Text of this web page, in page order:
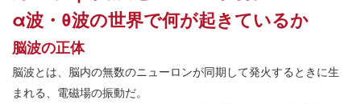
α波・θ波の世界で何が起きているか
脳波の正体
脳波とは、脳内の無数のニューロンが同期して発火するときに生
まれる、電磁場の振動だ。